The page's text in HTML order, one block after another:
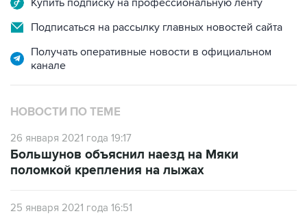
Купить подписку на профессиональную ленту
Подписаться на рассылку главных новостей сайта
Получать оперативные новости в официальном
канале
НОВОСТИ ПО ТЕМЕ
26 января 2021 года 19:17
Большунов объяснил наезд на Мяки
поломкой крепления на лыжах
25 января 2021 года 16:51